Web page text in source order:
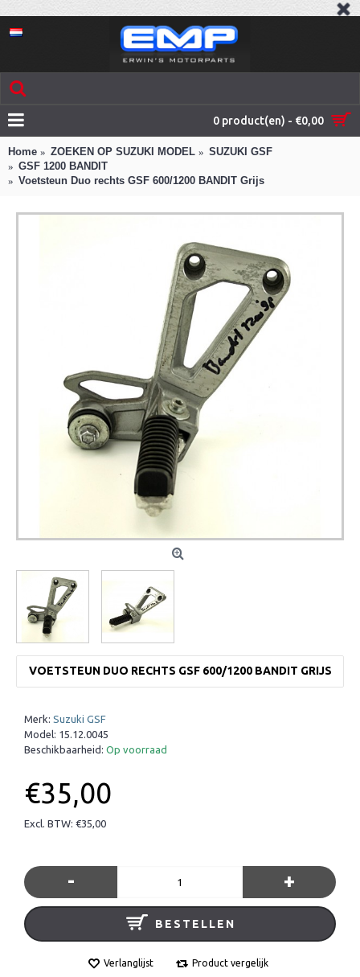
0 product(en) - €0,00
Home ZOEKEN OP SUZUKI MODEL
SUZUKI GSF
GSF 1200 BANDIT
Voetsteun Duo rechts GSF 600/1200 BANDIT Grijs
VOETSTEUN DUO RECHTS GSF 600/1200 BANDIT GRIJS
Merk: Suzuki GSF
Model: 15.12.0045
Beschikbaarheid: Op voorraad
€35,00
Excl. BTW: €35,00
- +
BESTELLEN
Verlanglijst Product vergelijk